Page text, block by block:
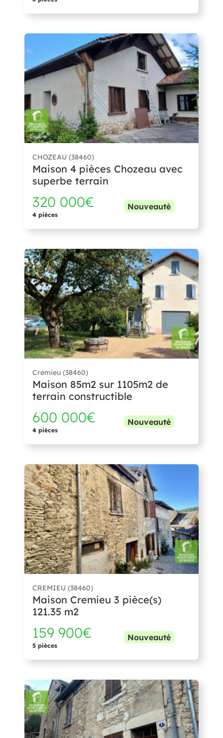
CHOZEAU (38460)
Maison 4 pièces Chozeau avec
superbe terrain
320 000€
4 pièces
Nouveauté
Cremieu (38460)
Maison 85m2 sur 1105m2 de
terrain constructible
600 000€
4 pièces
Nouveauté
CREMIEU (38460)
Maison Cremieu 3 pièce(s)
121.35 m2
159 900€
5 pièces
Nouveauté